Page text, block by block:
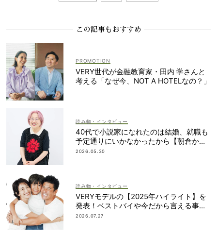
この記事もおすすめ
VERY世代が金融教育家・田内 学さんと
考える「なぜ今、NOT A HOTELなの？」
読み物・インタビュー
40代で小説家になれたのは結婚、就職も
予定通りにいかなかったから【朝倉かす
みさん】
2026.05.30
読み物・インタビュー
VERYモデルの【2025年ハイライト】を
発表！ベストバイや今だから言える事件
簿も大公開
2026.07.27